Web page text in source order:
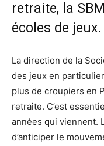
retraite, la
écoles de jeux.
La direction de la
des jeux en
plus de croupiers en
retraite. C’est
années qui viennent.
d’anticiper le